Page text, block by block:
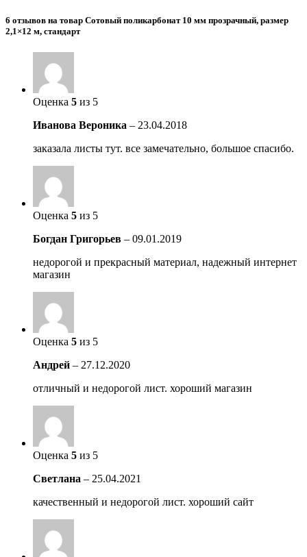
6 отзывов на товар Сотовый поликарбонат 10 мм прозрачный, размер
2,1×12 м, стандарт
Оценка 5 из 5
Иванова Вероника – 23.04.2018
заказала листы тут. все замечательно, большое спасибо.
Оценка 5 из 5
Богдан Григорьев – 09.01.2019
недорогой и прекрасный материал, надежный интернет
магазин
Оценка 5 из 5
Андрей – 27.12.2020
отличный и недорогой лист. хороший магазин
Оценка 5 из 5
Светлана – 25.04.2021
качественный и недорогой лист. хороший сайт